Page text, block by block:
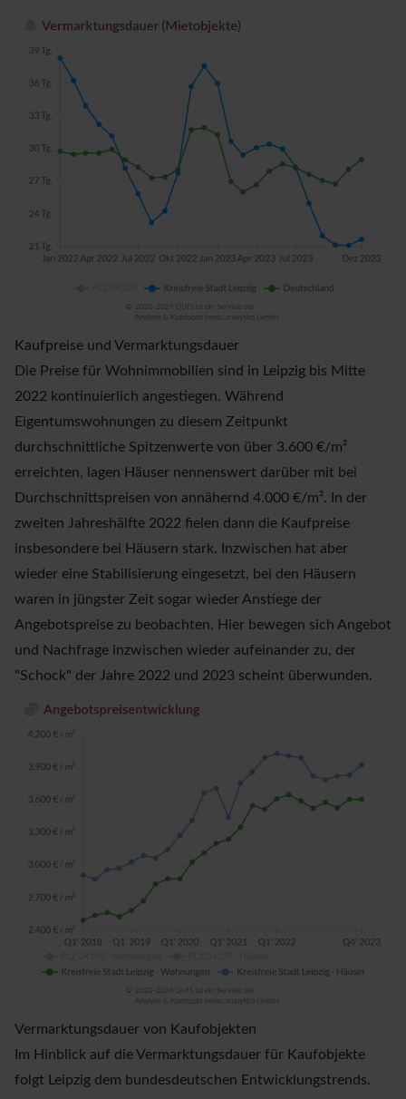
Kaufpreise und Vermarktungsdauer
Die Preise für Wohnimmobilien sind in Leipzig bis Mitte
2022 kontinuierlich angestiegen. Während
Eigentumswohnungen zu diesem Zeitpunkt
durchschnittliche Spitzenwerte von über 3.600 €/m²
erreichten, lagen Häuser nennenswert darüber mit bei
Durchschnittspreisen von annähernd 4.000 €/m². In der
zweiten Jahreshälfte 2022 fielen dann die Kaufpreise
insbesondere bei Häusern stark. Inzwischen hat aber
wieder eine Stabilisierung eingesetzt, bei den Häusern
waren in jüngster Zeit sogar wieder Anstiege der
Angebotspreise zu beobachten. Hier bewegen sich Angebot
und Nachfrage inzwischen wieder aufeinander zu, der
"Schock" der Jahre 2022 und 2023 scheint überwunden.
Vermarktungsdauer von Kaufobjekten
Im Hinblick auf die Vermarktungsdauer für Kaufobjekte
folgt Leipzig dem bundesdeutschen Entwicklungstrends.